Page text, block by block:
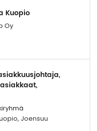
Kuopio
Oy
Joensuu